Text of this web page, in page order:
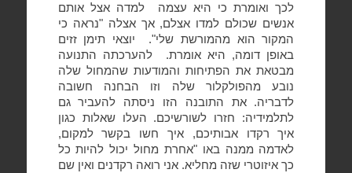
לכך ואומרת כי היא עצמה
למדה אצל אותם
אנשים שכולם למדו אצלם, אך אצלה "נראה כי
המקור הוא מהמורשת שלי".
יוצאי תימן זזים
באופן דומה, היא אומרת.
להערכתה התנועה
מבטאת את הפתיחות והמודעות שהמחול שלה
נובע מהפולקלור שלה וזו הבחנה חשובה
לדבריה. את התובנה הזו ניסתה להעביר גם
לתלמידיה: חזרו לשורשיכם. העלו שאלות כגון
איך רקדו אבותיכם, איך חשו בקשר למקום,
לאדמה ממנה באו "אחרת מחול יכול להיות כל
כך איזוטרי שזה מחליא. אני רואה רקדנים ואין שם